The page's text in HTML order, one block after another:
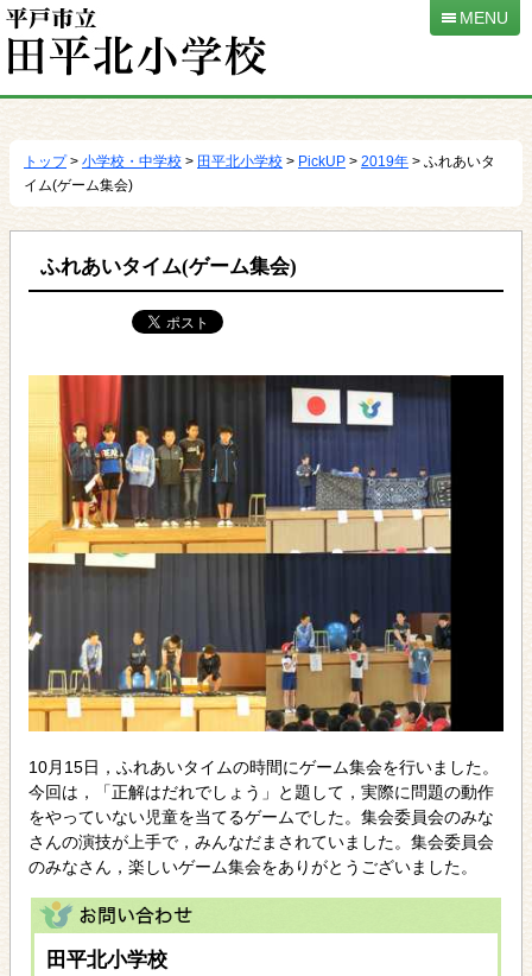
動
MENU
トップ> 小学校・中学校 > 田平北小学校 > PickUP > 2019年 > ふれあいタ
イム(ゲーム集会)
ふれあいタイム(ゲーム集会)
10月15日，ふれあいタイムの時間にゲーム集会を行いました。
今回は，「正解はだれでしょう」と題して，実際に問題の動作
をやっていない児童を当てるゲームでした。集会委員会のみな
さんの演技が上手で，みんなだまされていました。集会委員会
のみなさん，楽しいゲーム集会をありがとうございました。
田平北小学校